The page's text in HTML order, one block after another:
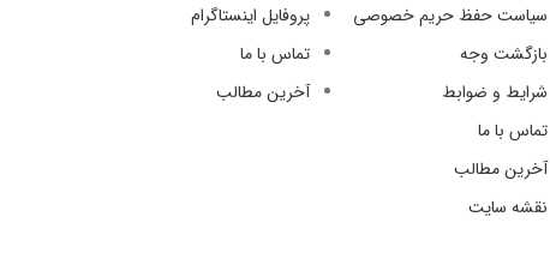
سیاست حفظ حریم خصوصی
بازگشت وجه
شرایط و ضوابط
تماس با ما
آخرین مطالب
نقشه سایت
پروفایل اینستاگرام
تماس با ما
آخرین مطالب